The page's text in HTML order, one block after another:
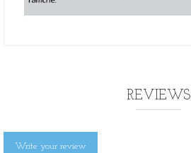
REVIEWS
Write your review